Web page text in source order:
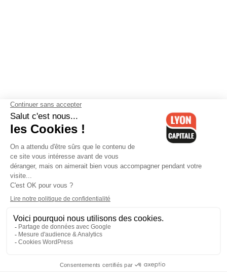
Contactez-nous-Mentions légales-CGV-Politique de
confidentialité-Gestion des cookies